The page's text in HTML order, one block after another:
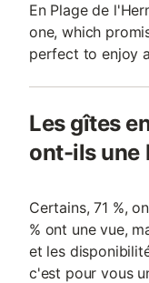
En Plage de
one, which
perfect to enjoy
Les gîtes
ont-ils une
Certains, 71 %,
% ont une vue,
et les
c'est pour vous